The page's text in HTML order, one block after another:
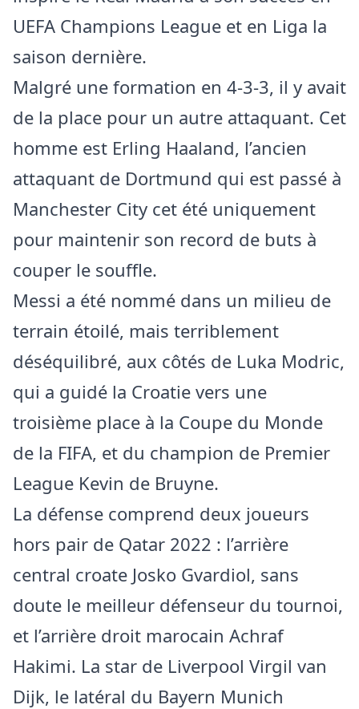
UEFA Champions League et en Liga la
saison dernière.
Malgré une formation en 4-3-3, il y avait
de la place pour un autre attaquant. Cet
homme est Erling Haaland, l’ancien
attaquant de Dortmund qui est passé à
Manchester City cet été uniquement
pour maintenir son record de buts à
couper le souffle.
Messi a été nommé dans un milieu de
terrain étoilé, mais terriblement
déséquilibré, aux côtés de Luka Modric,
qui a guidé la Croatie vers une
troisième place à la Coupe du Monde
de la FIFA, et du champion de Premier
League Kevin de Bruyne.
La défense comprend deux joueurs
hors pair de Qatar 2022 : l’arrière
central croate Josko Gvardiol, sans
doute le meilleur défenseur du tournoi,
et l’arrière droit marocain Achraf
Hakimi. La star de Liverpool Virgil van
Dijk, le latéral du Bayern Munich